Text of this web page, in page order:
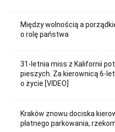
Między wolnością a
o rolę państwa
31-letnia miss z Kalifornii
pieszych. Za kierownicą 6-
o życie [VIDEO]
Kraków znowu dociska
płatnego parkowania,